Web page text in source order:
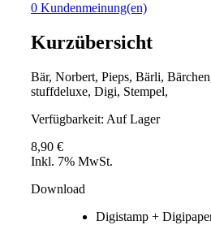
0 Kundenmeinung(en)
Kurzübersicht
Bär, Norbert, Pieps, Bärli,
stuffdeluxe, Digi, Stempel,
Verfügbarkeit: Auf Lager
8,90 €
Inkl. 7% MwSt.
Download
Digistamp +